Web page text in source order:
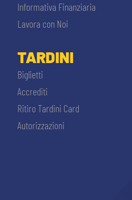
Informativa Finanziaria
Lavora con Noi
TARDINI
Biglietti
Accrediti
Ritiro Tardini Card
Autorizzazioni